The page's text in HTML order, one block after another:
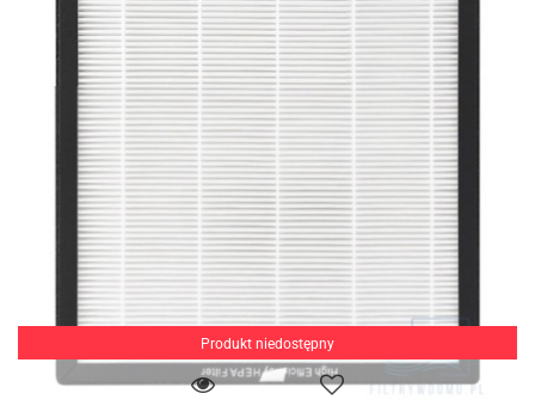
Produkt niedostępny